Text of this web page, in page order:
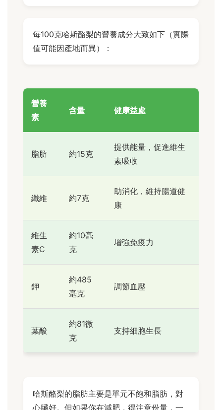
每100克哈斯酪梨的營養成分大致如下（實際
值可能因產地而異）：
營養
素
含量 健康益處
脂肪 約15克
提供能量，促進維生
素吸收
纖維 約7克
助消化，維持腸道健
康
維生
素C
約10毫
克
增強免疫力
鉀
約485
毫克
調節血壓
葉酸
約81微
克
支持細胞生長
哈斯酪梨的脂肪主要是單元不飽和脂肪，對
心臟好。但如果你在減肥，得注意份量，一